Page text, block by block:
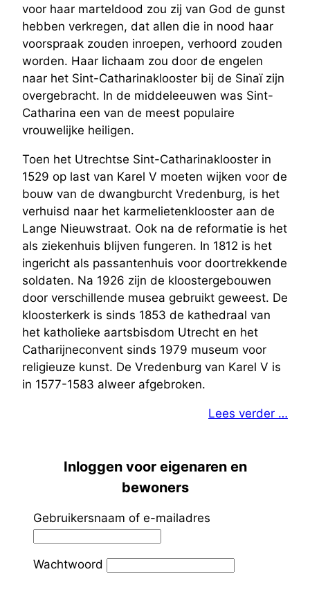
voor haar marteldood zou zij van God de gunst
hebben verkregen, dat allen die in nood haar
voorspraak zouden inroepen, verhoord zouden
worden. Haar lichaam zou door de engelen
naar het Sint-Catharinaklooster bij de Sinaï zijn
overgebracht. In de middeleeuwen was Sint-
Catharina een van de meest populaire
vrouwelijke heiligen.
Toen het Utrechtse Sint-Catharinaklooster in
1529 op last van Karel V moeten wijken voor de
bouw van de dwangburcht Vredenburg, is het
verhuisd naar het karmelietenklooster aan de
Lange Nieuwstraat. Ook na de reformatie is het
als ziekenhuis blijven fungeren. In 1812 is het
ingericht als passantenhuis voor doortrekkende
soldaten. Na 1926 zijn de kloostergebouwen
door verschillende musea gebruikt geweest. De
kloosterkerk is sinds 1853 de kathedraal van
het katholieke aartsbisdom Utrecht en het
Catharijneconvent sinds 1979 museum voor
religieuze kunst. De Vredenburg van Karel V is
in 1577-1583 alweer afgebroken.
Lees verder …
Inloggen voor eigenaren en
bewoners
Gebruikersnaam of e-mailadres
Wachtwoord